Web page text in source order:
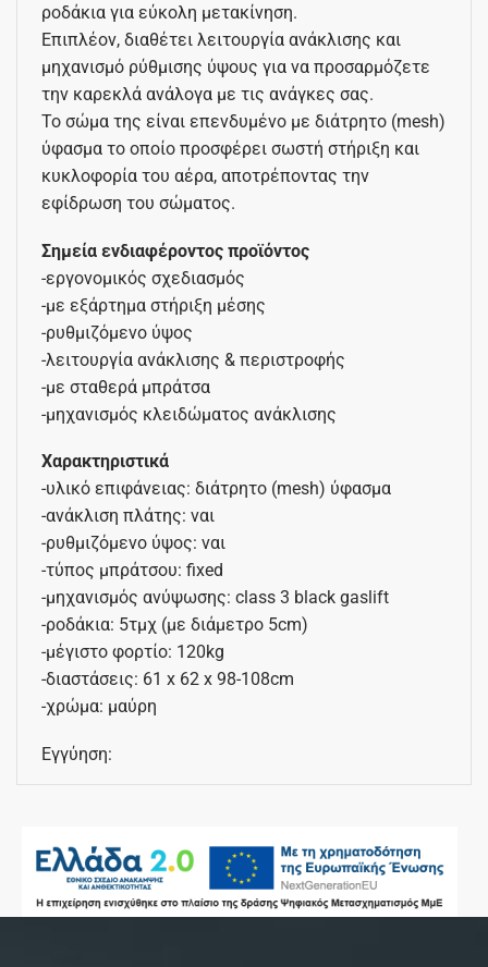
ροδάκια για εύκολη μετακίνηση.
Επιπλέον, διαθέτει λειτουργία ανάκλισης και
μηχανισμό ρύθμισης ύψους για να προσαρμόζετε
την καρεκλά ανάλογα με τις ανάγκες σας.
Το σώμα της είναι επενδυμένο με διάτρητο (mesh)
ύφασμα το οποίο προσφέρει σωστή στήριξη και
κυκλοφορία του αέρα, αποτρέποντας την
εφίδρωση του σώματος.
Σημεία ενδιαφέροντος προϊόντος
-εργονομικός σχεδιασμός
-με εξάρτημα στήριξη μέσης
-ρυθμιζόμενο ύψος
-λειτουργία ανάκλισης & περιστροφής
-με σταθερά μπράτσα
-μηχανισμός κλειδώματος ανάκλισης
Χαρακτηριστικά
-υλικό επιφάνειας: διάτρητο (mesh) ύφασμα
-ανάκλιση πλάτης: ναι
-ρυθμιζόμενο ύψος: ναι
-τύπος μπράτσου: fixed
-μηχανισμός ανύψωσης: class 3 black gaslift
-ροδάκια: 5τμχ (με διάμετρο 5cm)
-μέγιστο φορτίο: 120kg
-διαστάσεις: 61 x 62 x 98-108cm
-χρώμα: μαύρη
Εγγύηση: